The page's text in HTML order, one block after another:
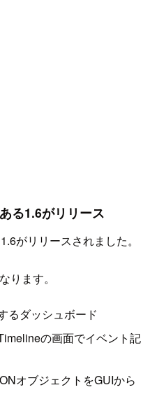
る1.6がリリース
がリリースされました。
ります。
るダッシュボード
の画面でイベント記
オブジェクトをGUIから